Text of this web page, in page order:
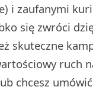
i zaufanymi
się zwróci
skuteczne
ruch
chcesz